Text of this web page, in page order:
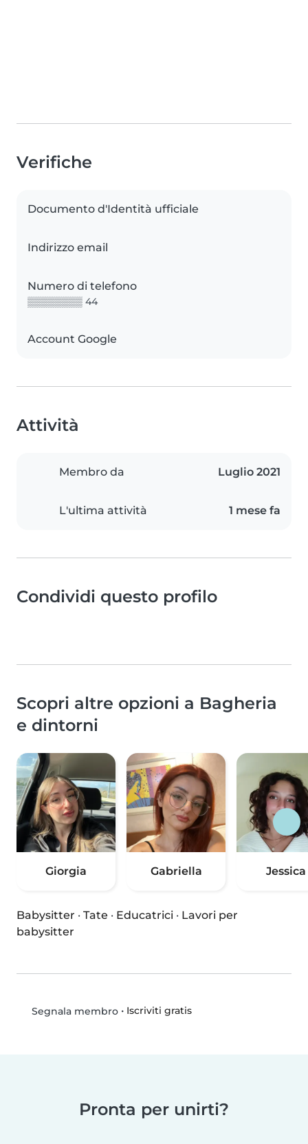
Verifiche
Documento d'Identità ufficiale
Indirizzo email
Numero di telefono
▒▒▒▒▒▒▒▒ 44
Account Google
Attività
Membro da Luglio 2021
L'ultima attività 1 mese fa
Condividi questo profilo
Scopri altre opzioni a Bagheria
e dintorni
Giorgia Gabriella Jessica
Babysitter · Tate · Educatrici · Lavori per
babysitter
Segnala membro• Iscriviti gratis
Pronta per unirti?